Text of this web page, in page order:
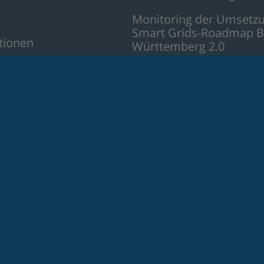
Monitoring der
Smart Grids-Roadmap
Württemberg 2.0